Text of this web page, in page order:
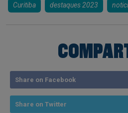
Curitiba destaques 2023
Share on Facebook
Share on Twitter